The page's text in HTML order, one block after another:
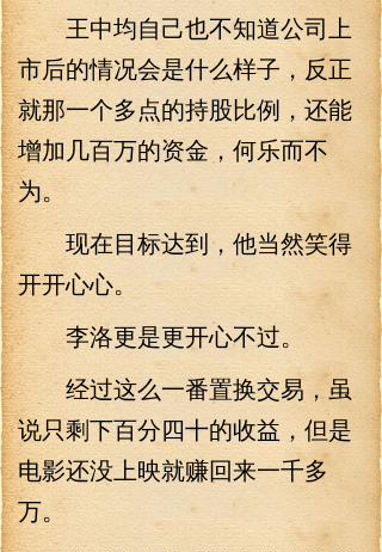
王中均自己也不知道公司上
市后的情况会是什么样子，反正
就那一个多点的持股比例，还能
增加几百万的资金，何乐而不
为。
现在目标达到，他当然笑得
开开心心。
李洛更是更开心不过。
经过这么一番置换交易，虽
说只剩下百分四十的收益，但是
电影还没上映就赚回来一千多
万。